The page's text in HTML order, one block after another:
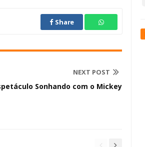
Share
NEXT POST
Sonhando com o Mickey